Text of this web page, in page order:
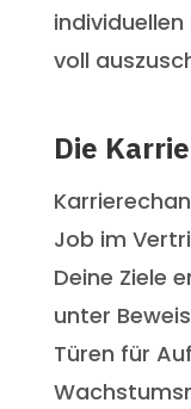
voll
Die
Job im
Deine Ziele
unter
Türen für